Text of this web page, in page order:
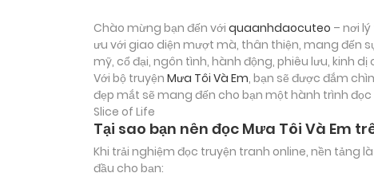
Chào mừng bạn đến với quaanhdaocuteo – nơi
ưu với giao diện mượt mà, thân thiện, mang đến
mỹ, cổ đại, ngôn tình, hành động, phiêu lưu, kinh
Với bộ truyện Mưa Tôi Và Em, bạn sẽ được đắm
đẹp mắt sẽ mang đến cho bạn một hành trình
Slice of Life
Tại sao bạn nên đọc Mưa Tôi Và Em
Khi trải nghiệm đọc truyện tranh online, nền tảng
đầu cho bạn: